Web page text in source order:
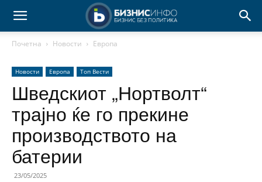
Почетна Новости Европа
Новости Европа Топ Вести
Шведскиот „Нортволт“
трајно ќе го прекине
производството на
батерии
23/05/2025